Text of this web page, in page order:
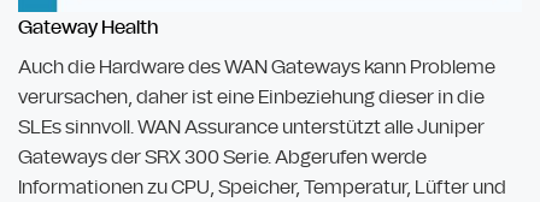
Gateway Health
Auch die Hardware des WAN Gateways kann Probleme
verursachen, daher ist eine Einbeziehung dieser in die
SLEs sinnvoll. WAN Assurance unterstützt alle Juniper
Gateways der SRX 300 Serie. Abgerufen werde
Informationen zu CPU, Speicher, Temperatur, Lüfter und